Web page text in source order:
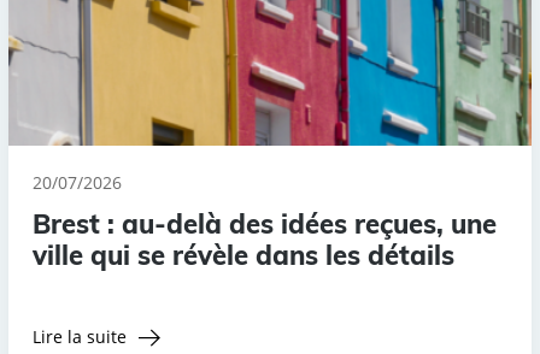
20/07/2026
Brest : au-delà des idées reçues, une
ville qui se révèle dans les détails
Lire la suite